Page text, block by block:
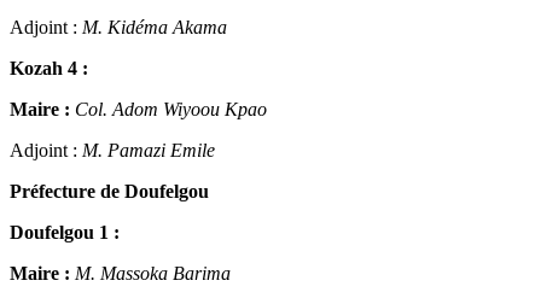
Adjoint : M. Kidéma Akama
Kozah 4 :
Maire : Col. Adom Wiyoou Kpao
Adjoint : M. Pamazi Emile
Préfecture de Doufelgou
Doufelgou 1 :
Maire : M. Massoka Barima